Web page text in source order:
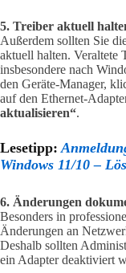
5. Treiber aktuell
Außerdem sollten Sie
aktuell halten. Veraltete
insbesondere nach
den Geräte-Manager,
auf den Ethernet-
aktualisieren“.
Lesetipp:
Windows 11/10 –
6. Änderungen
Besonders in
Änderungen an
Deshalb sollten
ein Adapter deaktiviert